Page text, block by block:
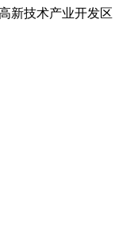
新技术产业开发区